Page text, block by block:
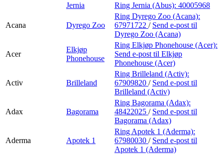
Jernia
Ring Jernia (Abus): 40005968
Acana Dyrego Zoo
Ring Dyrego Zoo (Acana):
67971722 / Send e-post til
Dyrego Zoo (Acana)
Acer
Elkjøp
Phonehouse
Ring Elkjøp Phonehouse (Acer):
Send e-post til Elkjøp
Phonehouse (Acer)
Activ Brilleland
Ring Brilleland (Activ):
67909820 / Send e-post til
Brilleland (Activ)
Adax Bagorama
Ring Bagorama (Adax):
48422025 / Send e-post til
Bagorama (Adax)
Aderma Apotek 1
Ring Apotek 1 (Aderma):
67980030 / Send e-post til
Apotek 1 (Aderma)